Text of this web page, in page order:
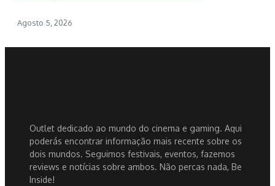
Agosto 5, 2026
Outlet dedicado ao mundo do cinema e gaming. Aqui
poderás encontrar informação mais recente sobre os
dois mundos. Seguimos festivais, eventos, fazemos
reviews e notícias sobre ambos. Não percas nada, Be
Inside!